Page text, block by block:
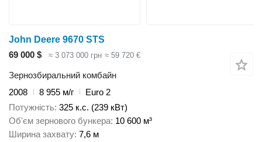
John Deere 9670 STS
69 000 $
≈ 3 073 000 грн ≈ 59 720 €
Зернозбиральний комбайн
2008
8 955 м/г
Euro 2
Потужність 325 к.с. (239 кВт)
Об'єм зернового бункера 10 600 м³
Ширина захвату 7,6 м